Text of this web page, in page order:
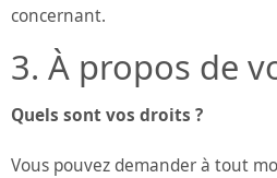
concernant.
À propos de
Quels sont vos droits ?
Vous pouvez demander à tout